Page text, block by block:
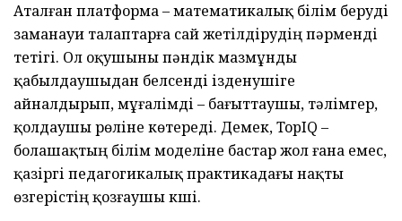
Аталған платформа – математикалық білім беруді
заманауи талаптарға сай жетілдірудің пәрменді
тетігі. Ол оқушыны пәндік мазмұнды
қабылдаушыдан белсенді ізденушіге
айналдырып, мұғалімді – бағыттаушы, тәлімгер,
қолдаушы рөліне көтереді. Демек, TopIQ –
болашақтың білім моделіне бастар жол ғана емес,
қазіргі педагогикалық практикадағы нақты
өзгерістің қозғаушы күші.